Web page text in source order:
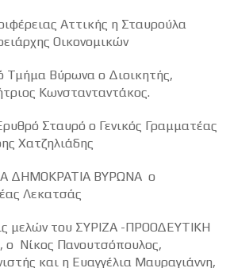
Αττικής η Σταυρούλα
Οικονομικών
Τμήμα Βύρωνα ο Διοικητής,
Κωνστανταντάκος.
Σταυρό ο Γενικός Γραμματέας
Χατζηλιάδης
ΔΗΜΟΚΡΑΤΙΑ ΒΥΡΩΝΑ ο
Λεκατσάς
μελών του ΣΥΡΙΖΑ -ΠΡΟΟΔΕΥΤΙΚΗ
Νίκος Πανουτσόπουλος,
και η Ευαγγέλια Μαυραγιάννη,